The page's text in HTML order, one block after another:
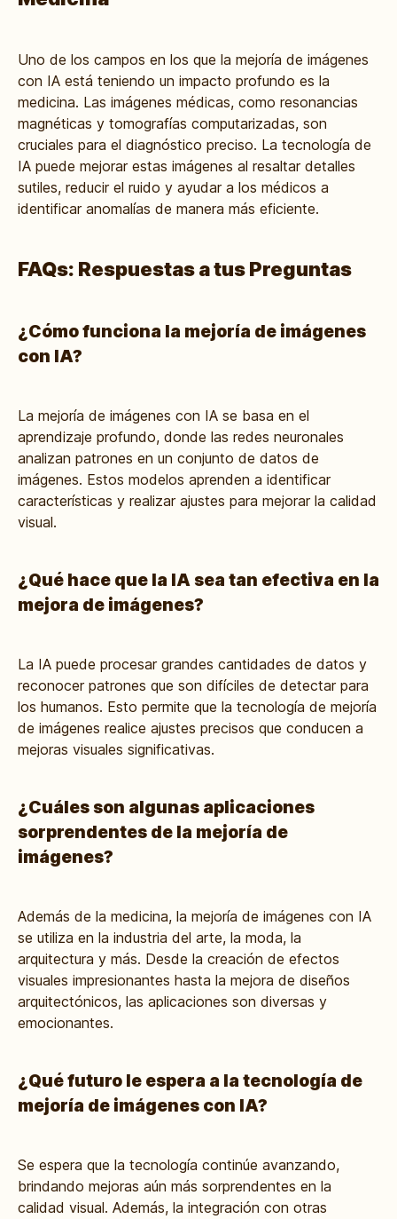
Uno de los campos en los que la mejoría de imágenes
con IA está teniendo un impacto profundo es la
medicina. Las imágenes médicas, como resonancias
magnéticas y tomografías computarizadas, son
cruciales para el diagnóstico preciso. La tecnología de
IA puede mejorar estas imágenes al resaltar detalles
sutiles, reducir el ruido y ayudar a los médicos a
identificar anomalías de manera más eficiente.
FAQs: Respuestas a tus Preguntas
¿Cómo funciona la mejoría de imágenes
con IA?
La mejoría de imágenes con IA se basa en el
aprendizaje profundo, donde las redes neuronales
analizan patrones en un conjunto de datos de
imágenes. Estos modelos aprenden a identificar
características y realizar ajustes para mejorar la calidad
visual.
¿Qué hace que la IA sea tan efectiva en la
mejora de imágenes?
La IA puede procesar grandes cantidades de datos y
reconocer patrones que son difíciles de detectar para
los humanos. Esto permite que la tecnología de mejoría
de imágenes realice ajustes precisos que conducen a
mejoras visuales significativas.
¿Cuáles son algunas aplicaciones
sorprendentes de la mejoría de
imágenes?
Además de la medicina, la mejoría de imágenes con IA
se utiliza en la industria del arte, la moda, la
arquitectura y más. Desde la creación de efectos
visuales impresionantes hasta la mejora de diseños
arquitectónicos, las aplicaciones son diversas y
emocionantes.
¿Qué futuro le espera a la tecnología de
mejoría de imágenes con IA?
Se espera que la tecnología continúe avanzando,
brindando mejoras aún más sorprendentes en la
calidad visual. Además, la integración con otras